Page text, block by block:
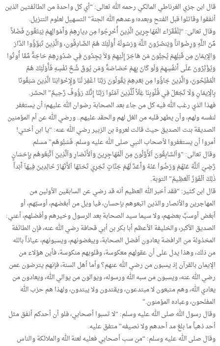
قال ابن جزي الغرناطي المالكي رحمه الله تعالى: “أي كل واحدة من الطائفتين الذين
أنفقوا وقاتلوا قبل الفتح وبعده؛ وعدهم الله الجنة” التسهيل لعلوم التنزيل.
وقال تعالى: “لِلْفُقَرَاء الْمُهَاجِرِينَ الَّذِينَ أُخْرِجُوا مِن دِيارِهِمْ وَأَمْوَالِهِمْ يَبْتَغُونَ فَضْلاً
مِّنَ اللَّهِ وَرِضْوَاناً وَيَنصُرُونَ اللَّهَ وَرَسُولَهُ أُوْلَئِكَ هُمُ الصَّادِقُون، وَالَّذِينَ تَبَوَّؤُوا الدَّارَ
وَالإِيمَانَ مِن قَبْلِهِمْ يُحِبُّونَ مَنْ هَاجَرَ إِلَيْهِمْ وَلاَ يَجِدُونَ فِي صُدُورِهِمْ حَاجَةً مِّمَّا أُوتُوا
وَيُؤْثِرُونَ عَلَى أَنفُسِهِمْ وَلَو كَانَ بِهِمْ خَصَاصَةٌ وَمَن يُوقَ شُحَّ نَفْسِهِ فَأُوْلَئِكَ هُمُ
الْمُفْلِحُونَ، وَالَّذِينَ جَاؤُوا مِن بَعْدِهِمْ يَقُولُونَ رَبَّنَا اغْفِرْ لَنَا وَلِإِخْوَانِنَا الَّذِينَ سَبَقُونَا
بِالْإِيمَانِ وَلَا تَجْعَلْ فِي قُلُوبِنَا غِلّاً لِّلَّذِينَ آمَنُوا رَبَّنَا إِنَّكَ رَؤُوفٌ رَّحِيمٌ” الحشر.
فهذا الذي رغب الله فيه كل من جاء بعد الصحابة رضوان الله عليهم؛ أن يستغفر
لنفسه ولهم، وأن يطهر قلبه من الغل لهم والحقد عليهم.. ورضي الله عن أم المؤمنين
الصديقة بنت الصديق حيث قالت لعروة بن الزبير رضي الله عنه: “يا ابن أختي!
أمروا أن يستغفروا لأصحاب النبي صلى الله عليه وسلم. فَسَبُّوهُم” مسلم.
وقال تعالى: “وَٱلسَّابِقُونَ ٱلأَوَّلُونَ مِنَ ٱلْمُهَاجِرِينَ وَٱلأَنْصَارِ وَٱلَّذِينَ ٱتَّبَعُوهُم بِإِحْسَانٍ
رَّضِيَ ٱللَّهُ عَنْهُمْ وَرَضُواْ عَنْهُ وَأَعَدَّ لَهُمْ جَنَّاتٍ تَجْرِي تَحْتَهَا ٱلأَنْهَارُ خَالِدِينَ فِيهَآ أَبَداً
ذٰلِكَ ٱلْفَوْزُ ٱلْعَظِيمُ” التوبة.
قال ابن كثير: “فقد أخبر الله العظيم أنه قد رضي عن السابقين الأولين من
المهاجرين والأنصار والذين اتبعوهم بإحسان، فيا ويل من أبغضهم، أوسبَّهم، أو
أبغض أوسبَّ بعضهم، ولا سيما سيد الصحابة بعد الرسول وخيرهم وأفضلهم، أعني:
الصديق الأكبر، والخليفة الأعظم أبا بكر بن أبي قحافة رضي الله عنه، فإن الطائفة
المخذولة من الرافضة يعادون أفضل الصحابة، ويبغضونهم، ويسبونهم، عياذاً بالله
من ذلك، وهذا يدل على أن عقولهم معكوسة، وقلوبهم منكوسة، فأين هؤلاء من
الإيمان بالقرآن إذ يسبون من رضي الله عنهم؟ وأما أهل السنة، فإنهم يترضون عمن
رضي الله عنه، ويسبون من سبه الله ورسوله، ويوالون من يوالي الله، ويعادون من
يعادي الله، وهم متبعون لا مبتدعون، ويقتدون ولا يبتدون، ولهذا هم حزب الله
المفلحون، وعباده المؤمنون.”
وقال رسول الله صلى الله عليه وسلم: “لا تسبوا أصحابي، فلو أن أحدكم أنفق مثل
أحد ذهباً ما بلغ مد أحدهم ولا نصيفه” متفق عليه.
وقال صلى الله عليه وسلم: “من سب أصحابي فعليه لعنة الله والملائكة والناس